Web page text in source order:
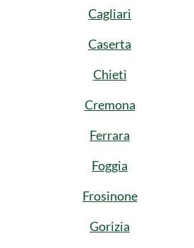
Cagliari
Caserta
Chieti
Cremona
Ferrara
Foggia
Frosinone
Gorizia